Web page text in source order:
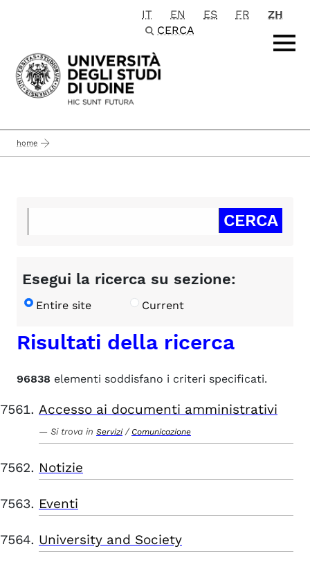
Passa al contenuto principale
IT EN ES FR
ZH
CERCA
home
Esegui la ricerca su sezione:
Entire site Current
Risultati della ricerca
96838 elementi soddisfano i criteri specificati.
Accesso ai documenti amministrativi
Si trova in Servizi / Comunicazione
Notizie
Eventi
University and Society